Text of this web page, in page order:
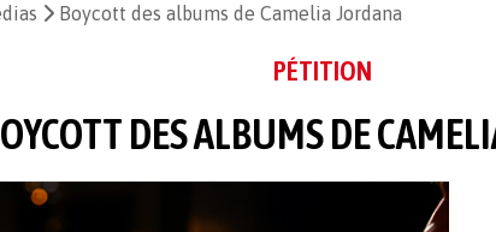
Boycott des albums de Camelia Jordana
PÉTITION
DES ALBUMS DE